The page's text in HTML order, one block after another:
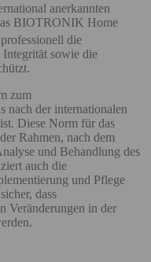
anerkannten
BIOTRONIK Home
die
Integrität sowie die
zum
nach der internationalen
Diese Norm für das
Rahmen, nach dem
und Behandlung des
auch die
und Pflege
dass
Veränderungen in der